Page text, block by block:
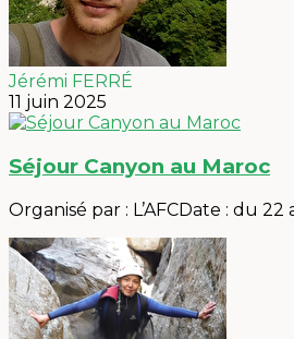
Jérémi FERRÉ
11 juin 2025
Séjour Canyon au Maroc
Organisé par : L’AFCDate : du